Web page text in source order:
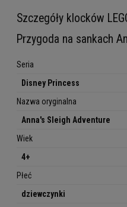
Szczegóły klocków
Przygoda na sankach
Seria
Disney Princess
Nazwa oryginalna
Anna's Sleigh Adventure
Wiek
4+
Płeć
dziewczynki